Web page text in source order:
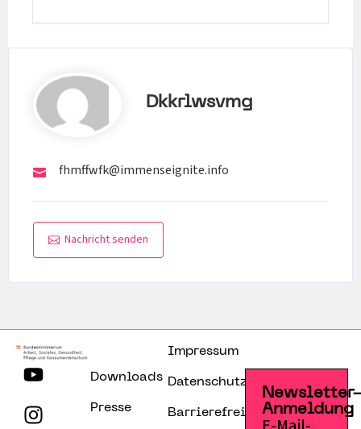
Dkkrlwsvmg
fhmffwfk@immenseignite.info
Nachricht senden
Downloads
Presse
Impressum
Datenschutzerklärung
Barrierefreiheitserklärung
Anmeldung